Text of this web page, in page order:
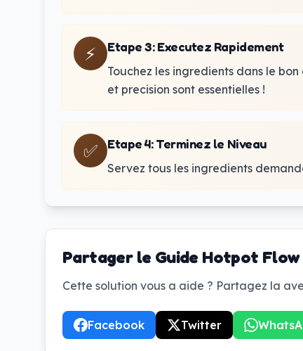
⚡ Etape 3:Executez Rapidement
Touchez les ingredients dans le
et precision sont essentielles !
✅ Etape 4:Terminez le Niveau
Servez tous les ingredients
Partager le Guide Hotpot Flow
Cette solution vous a aide ? Partagez la
Facebook Twitter